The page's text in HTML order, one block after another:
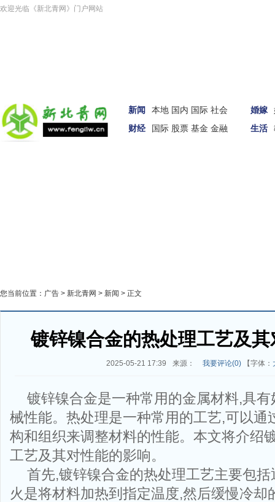
欢迎光临《新北青网》门户网站
新闻 本地 国内 国际 社会
财经
国际 股票 基金 金融
婚嫁
生活
您当前位置： 广告 > 新北青网 > 新闻 > 正文
镀锌镍合金的热处理工艺及
2025-05-21 17:39 来源： 我要评论(0)【字体：
镀锌镍合金是一种常用的金属材料,具
械性能。热处理是一种常用的工艺,可以通
构和组织来调整材料的性能。本文将介绍
工艺及其对性能的影响。
首先,镀锌镍合金的热处理工艺主要包
火是将材料加热到指定温度,然后缓慢冷却